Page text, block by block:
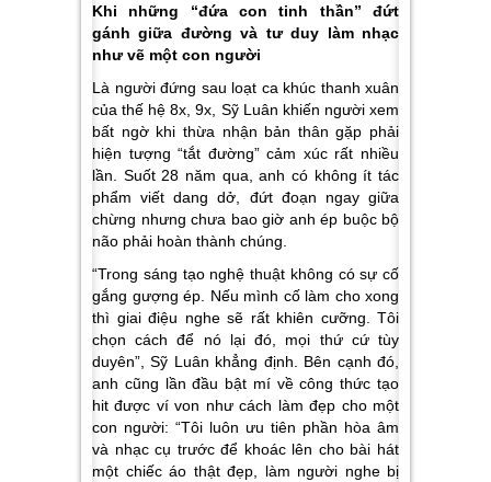
Khi những “đứa con tinh thần” đứt
gánh giữa đường và tư duy làm nhạc
như vẽ một con người
Là người đứng sau loạt ca khúc thanh xuân
của thế hệ 8x, 9x, Sỹ Luân khiến người xem
bất ngờ khi thừa nhận bản thân gặp phải
hiện tượng “tắt đường” cảm xúc rất nhiều
lần. Suốt 28 năm qua, anh có không ít tác
phẩm viết dang dở, đứt đoạn ngay giữa
chừng nhưng chưa bao giờ anh ép buộc bộ
não phải hoàn thành chúng.
“Trong sáng tạo nghệ thuật không có sự cố
gắng gượng ép. Nếu mình cố làm cho xong
thì giai điệu nghe sẽ rất khiên cưỡng. Tôi
chọn cách để nó lại đó, mọi thứ cứ tùy
duyên”, Sỹ Luân khẳng định. Bên cạnh đó,
anh cũng lần đầu bật mí về công thức tạo
hit được ví von như cách làm đẹp cho một
con người: “Tôi luôn ưu tiên phần hòa âm
và nhạc cụ trước để khoác lên cho bài hát
một chiếc áo thật đẹp, làm người nghe bị